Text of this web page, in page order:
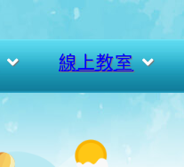
線上教室